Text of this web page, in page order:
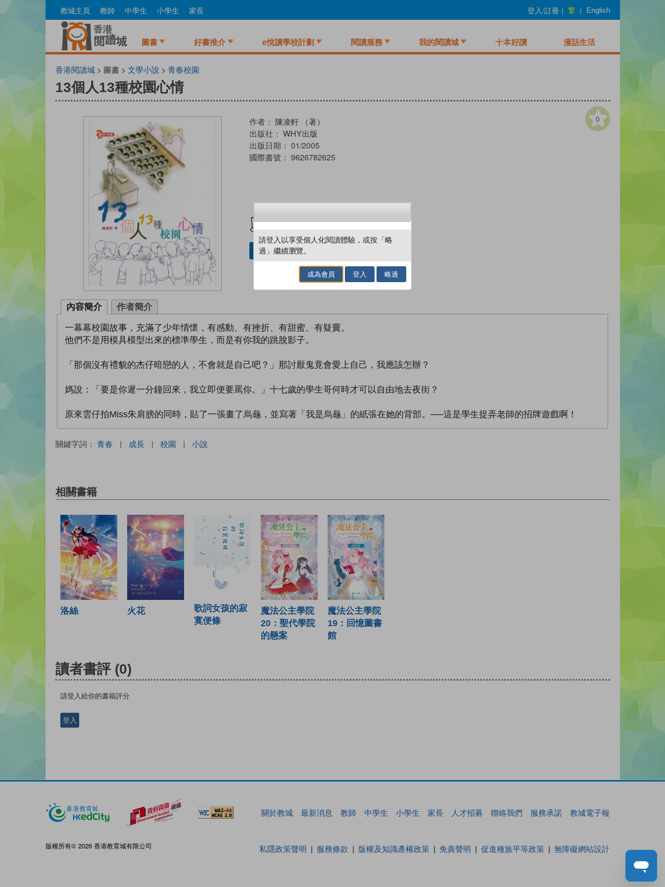
to
教城主頁 教師 中學生 小學生 家長 登入/註冊 | 繁 | English
圖書 好書推介 e悅讀學校計劃 閱讀服務 我的閱讀城 十本好讀 漫話生活
香港閱讀城> 圖書 > 文學小說 > 青春校園
13個人13種校園心情
0
作者： 陳凌軒 （著）
出版社： WHY出版
出版日期： 01/2005
國際書號： 9626782625
借閱實體書
內容簡介 作者簡介
一幕幕校園故事，充滿了少年情懷，有感動、有挫折、有甜蜜、有疑竇。
他們不是用模具模型出來的標準學生，而是有你我的跳脫影子。
「那個沒有禮貌的杰仔暗戀的人，不會就是自己吧？」那討厭鬼竟會愛上自己，我應該怎辦？
媽說：「要是你遲一分鐘回來，我立即便要罵你。」十七歲的學生哥何時才可以自由地去夜街？
原來雲仔拍Miss朱肩膀的同時，貼了一張畫了烏龜，並寫著「我是烏龜」的紙張在她的背部。──這是學生捉弄老師的招牌遊戲啊！
關鍵字詞： 青春 | 成長 | 校園 | 小說
相關書籍
洛絲 火花
歌詞女孩的寂
寞便條
魔法公主學院
20：聖代學院
的懸案
魔法公主學院
19：回憶圖書
館
讀者書評 (0)
請登入給你的書籍評分
登入
關於教城 最新消息 教師 中學生 小學生 家長 人才招募 聯絡我們 服務承諾 教城電子報
版權所有© 2026 香港教育城有限公司 私隱政策聲明 服務條款 版權及知識產權政策 免責聲明 促進種族平等政策 無障礙網站設計
請登入以享受個人化閱讀體驗，或按「略
過」繼續瀏覽。
成為會員 登入 略過